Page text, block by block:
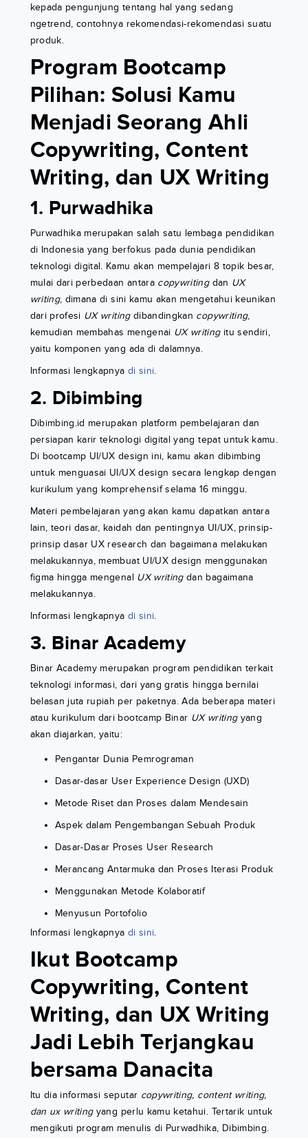
kepada pengunjung tentang hal yang sedang
ngetrend, contohnya rekomendasi-rekomendasi suatu
produk.
Program Bootcamp
Pilihan: Solusi Kamu
Menjadi Seorang Ahli
Copywriting, Content
Writing, dan UX Writing
1. Purwadhika
Purwadhika merupakan salah satu lembaga pendidikan
di Indonesia yang berfokus pada dunia pendidikan
teknologi digital. Kamu akan mempelajari 8 topik besar,
mulai dari perbedaan antara copywritingdan UX
writing, dimana di sini kamu akan mengetahui keunikan
dari profesi UX writingdibandingkan copywriting,
kemudian membahas mengenai UX writingitu sendiri,
yaitu komponen yang ada di dalamnya.
Informasi lengkapnya di sini.
2. Dibimbing
Dibimbing.id merupakan platform pembelajaran dan
persiapan karir teknologi digital yang tepat untuk kamu.
Di bootcamp UI/UX design ini, kamu akan dibimbing
untuk menguasai UI/UX design secara lengkap dengan
kurikulum yang komprehensif selama 16 minggu.
Materi pembelajaran yang akan kamu dapatkan antara
lain, teori dasar, kaidah dan pentingnya UI/UX, prinsip-
prinsip dasar UX research dan bagaimana melakukan
melakukannya, membuat UI/UX design menggunakan
figma hingga mengenal UX writingdan bagaimana
melakukannya.
Informasi lengkapnya di sini.
3. Binar Academy
Binar Academy merupakan program pendidikan terkait
teknologi informasi, dari yang gratis hingga bernilai
belasan juta rupiah per paketnya. Ada beberapa materi
atau kurikulum dari bootcamp Binar UX writingyang
akan diajarkan, yaitu:
Pengantar Dunia Pemrograman
Dasar-dasar User Experience Design (UXD)
Metode Riset dan Proses dalam Mendesain
Aspek dalam Pengembangan Sebuah Produk
Dasar-Dasar Proses User Research
Merancang Antarmuka dan Proses Iterasi Produk
Menggunakan Metode Kolaboratif
Menyusun Portofolio
Informasi lengkapnya di sini.
Ikut Bootcamp
Copywriting, Content
Writing, dan UX Writing
Jadi Lebih Terjangkau
bersama Danacita
Itu dia informasi seputar copywriting, content writing,
dan ux writingyang perlu kamu ketahui. Tertarik untuk
mengikuti program menulis di Purwadhika, Dibimbing.